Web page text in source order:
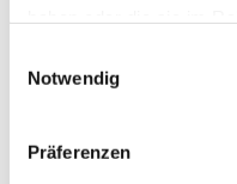
Notwendig
Präferenzen